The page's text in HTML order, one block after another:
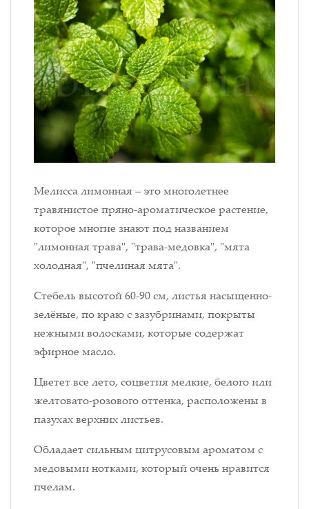
Мелисса лимонная – это многолетнее
травянистое пряно-ароматическое растение,
которое многие знают под названием
"лимонная трава", "трава-медовка", "мята
холодная", "пчелиная мята".
Стебель высотой 60-90 см, листья насыщенно-
зелёные, по краю с зазубринами, покрыты
нежными волосками, которые содержат
эфирное масло.
Цветет все лето, соцветия мелкие, белого или
желтовато-розового оттенка, расположены в
пазухах верхних листьев.
Обладает сильным цитрусовым ароматом с
медовыми нотками, который очень нравится
пчелам.